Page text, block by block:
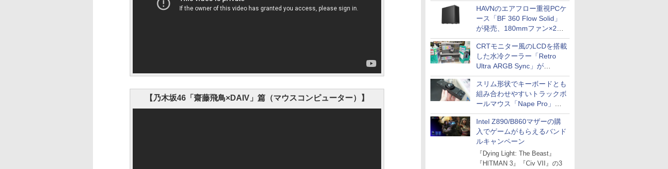
HAVNのエアフロー重視PCケ
ース「BF 360 Flow Solid」
が発売、180mmファン×2搭
載
CRTモニター風のLCDを搭載
した水冷クーラー「Retro
Ultra ARGB Sync」が
Thermaltakeから
スリム形状でキーボードとも
組み合わせやすいトラックボ
ールマウス「Nape Pro」が
Keychronから
Intel Z890/B860マザーの購
入でゲームがもらえるバンド
ルキャンペーン
『Dying Light: The Beast』
『HITMAN 3』『Civ VII』の3
【乃木坂46「齋藤飛鳥×DAIV」篇（マウスコンピューター）】